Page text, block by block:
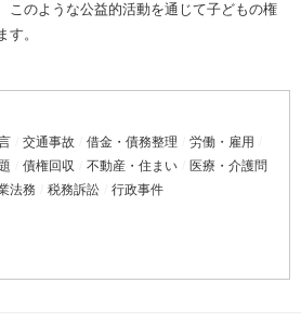
このような公益的活動を通じて子どもの権
。
交通事故 借金・債務整理
労働・雇用
債権回収 不動産・住まい
医療・介護問
法務 税務訴訟 行政事件